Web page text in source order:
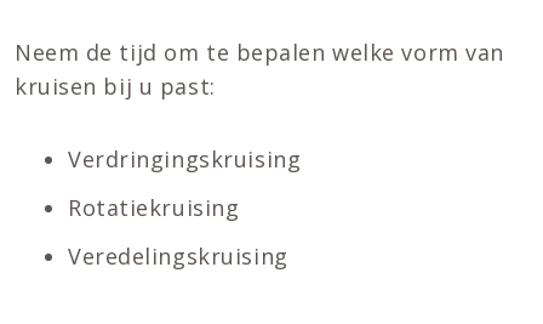
Neem de tijd om te bepalen welke vorm van
kruisen bij u past:
Verdringingskruising
Rotatiekruising
Veredelingskruising